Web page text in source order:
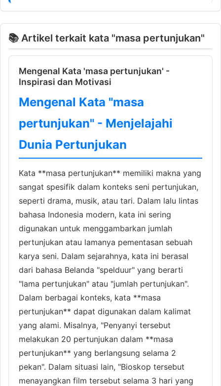
📚 Artikel terkait kata "masa pertunjukan"
Mengenal Kata 'masa pertunjukan' -
Inspirasi dan Motivasi
Mengenal Kata "masa
pertunjukan" - Menjelajahi
Dunia Pertunjukan
Kata **masa pertunjukan** memiliki makna yang
sangat spesifik dalam konteks seni pertunjukan,
seperti drama, musik, atau tari. Dalam lalu lintas
bahasa Indonesia modern, kata ini sering
digunakan untuk menggambarkan jumlah
pertunjukan atau lamanya pementasan sebuah
karya seni. Dalam sejarahnya, kata ini berasal
dari bahasa Belanda "spelduur" yang berarti
"lama pertunjukan" atau "jumlah pertunjukan".
Dalam berbagai konteks, kata **masa
pertunjukan** dapat digunakan dalam kalimat
yang alami. Misalnya, "Penyanyi tersebut
melakukan 20 pertunjukan dalam **masa
pertunjukan** yang berlangsung selama 2
pekan". Dalam situasi lain, "Bioskop tersebut
menayangkan film tersebut selama 3 hari yang